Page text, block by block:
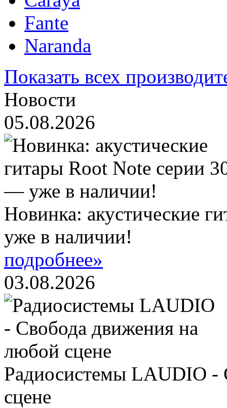
Fante
Naranda
Показать всех
Новости
05.08.2026
Новинка: акустические
уже в наличии!
подробнее»
03.08.2026
Радиосистемы LAUDIO -
сцене